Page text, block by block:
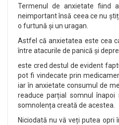
Termenul de anxietate fiind
neimportant însă ceea ce nu
o furtună și un uragan.
Astfel că anxietatea este cea
între atacurile de panică și
este cred destul de evident
pot fi vindecate prin
iar în anxietate consumul de
readuce parțial somnul
somnolența creată de acestea.
Niciodată nu vă veți putea opri